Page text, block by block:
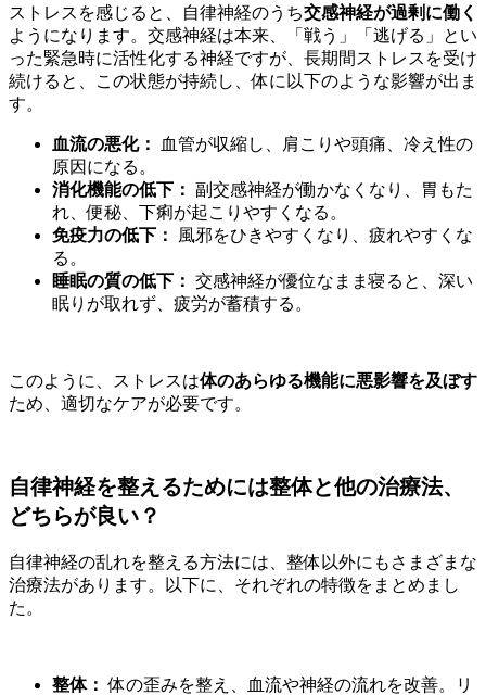
ストレスを感じると、自律神経のうち交感神経が過剰に働く
ようになります。交感神経は本来、「戦う」「逃げる」とい
った緊急時に活性化する神経ですが、長期間ストレスを受け
続けると、この状態が持続し、体に以下のような影響が出ま
す。
血流の悪化：
血管が収縮し、肩こりや頭痛、冷え性の
原因になる。
消化機能の低下： 副交感神経が働かなくなり、胃もた
れ、便秘、下痢が起こりやすくなる。
免疫力の低下：
風邪をひきやすくなり、疲れやすくな
る。
睡眠の質の低下： 交感神経が優位なまま寝ると、深い
眠りが取れず、疲労が蓄積する。
このように、ストレスは体のあらゆる機能に悪影響を及ぼす
ため、適切なケアが必要です。
自律神経を整えるためには整体と他の治療法、
どちらが良い？
自律神経の乱れを整える方法には、整体以外にもさまざまな
治療法があります。以下に、それぞれの特徴をまとめまし
た。
整体： 体の歪みを整え、血流や神経の流れを改善。リ